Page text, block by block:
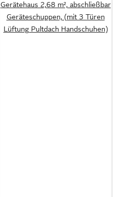
Gerätehaus 2,68 m², abschließbar
Geräteschuppen, (mit 3 Türen
Lüftung Pultdach Handschuhen)